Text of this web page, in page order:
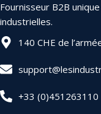
Fournisseur B2B
industrielles.
140 CHE de
+33 (0)451263110